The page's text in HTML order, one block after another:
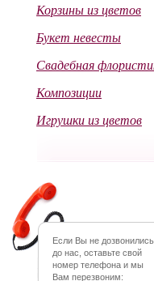
Корзины из цветов
Букет невесты
Свадебная
Композиции
Игрушки из цветов
Если Вы не дозвонились
до нас, оставьте свой
номер телефона и мы
Вам перезвоним: